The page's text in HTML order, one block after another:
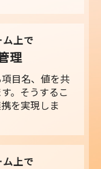
ム上で
理
目名、値を共
。そうするこ
を実現しま
ム上で